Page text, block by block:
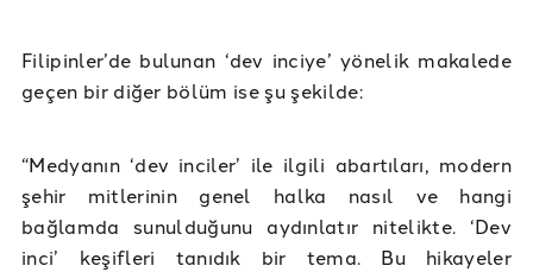
Filipinler’de bulunan ‘dev inciye’ yönelik makalede
geçen bir diğer bölüm ise şu şekilde:
“Medyanın ‘dev inciler’ ile ilgili abartıları, modern
şehir mitlerinin genel halka nasıl ve hangi
bağlamda sunulduğunu aydınlatır nitelikte. ‘Dev
inci’ keşifleri tanıdık bir tema. Bu hikayeler